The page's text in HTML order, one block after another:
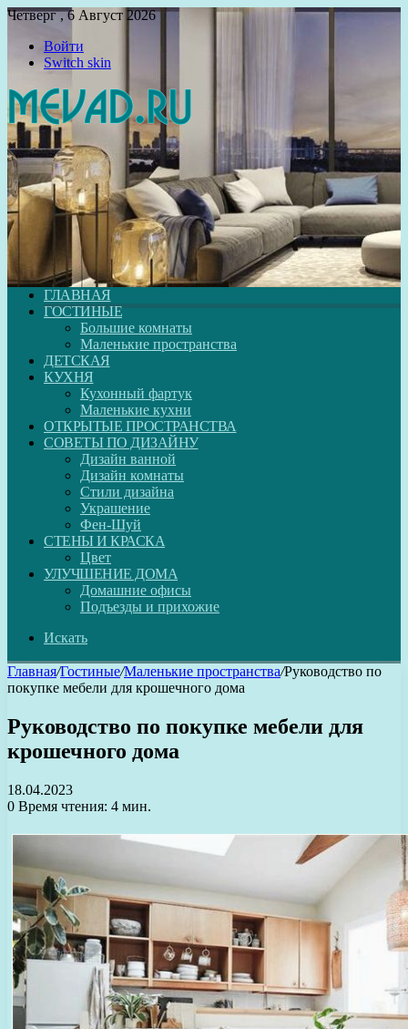
Четверг , 6 Август 2026
Войти
Switch skin
ГЛАВНАЯ
ГОСТИНЫЕ
Большие комнаты
Маленькие пространства
ДЕТСКАЯ
КУХНЯ
Кухонный фартук
Маленькие кухни
ОТКРЫТЫЕ ПРОСТРАНСТВА
СОВЕТЫ ПО ДИЗАЙНУ
Дизайн ванной
Дизайн комнаты
Стили дизайна
Украшение
Фен-Шуй
СТЕНЫ И КРАСКА
Цвет
УЛУЧШЕНИЕ ДОМА
Домашние офисы
Подъезды и прихожие
Искать
Главная/Гостиные/Маленькие пространства/Руководство по
покупке мебели для крошечного дома
Руководство по покупке мебели для
крошечного дома
18.04.2023
0 Время чтения: 4 мин.